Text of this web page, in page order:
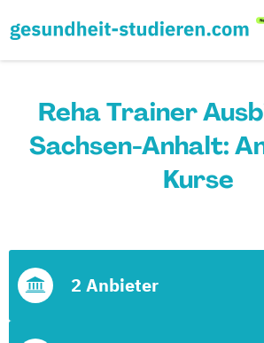
Reha Trainer
Sachsen-Anhalt:
Kurse
2 Anbieter